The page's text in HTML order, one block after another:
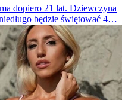
dopiero 21 lat. Dziewczyna